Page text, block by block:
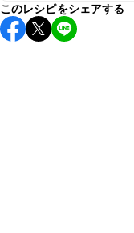
こちらのレシピは出
すすめします。
このレシピをシェアする